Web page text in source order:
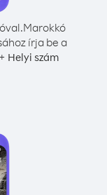
Marokkó
írja be a
Helyi szám